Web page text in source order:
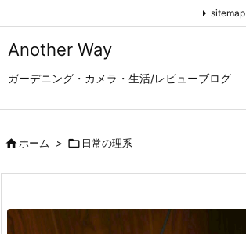
Another Way
ガーデニング・カメラ・生活/レビューブログ
sitemap
ホーム >  日常の理系